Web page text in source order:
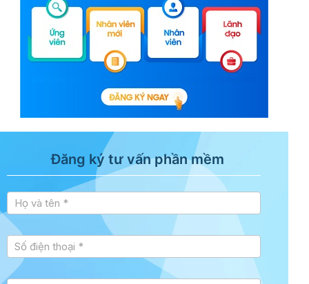
Đăng ký tư vấn phần mềm
sidebar